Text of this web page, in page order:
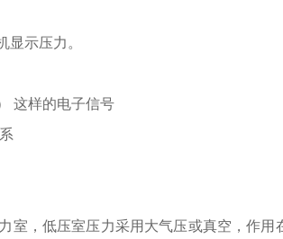
示压力。
这样的电子信号
，低压室压力采用大气压或真空，